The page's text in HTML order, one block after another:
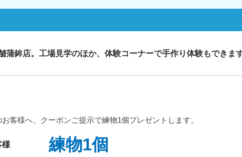
蒲鉾店。工場見学のほか、体験コーナーで手作り体験もできま
客様へ、クーポンご提示で練物1個プレゼントします。
様 練物1個